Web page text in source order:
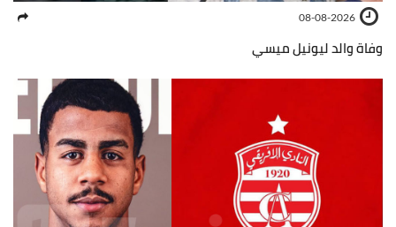
08-08-2026
وفاة والد ليونيل ميسي